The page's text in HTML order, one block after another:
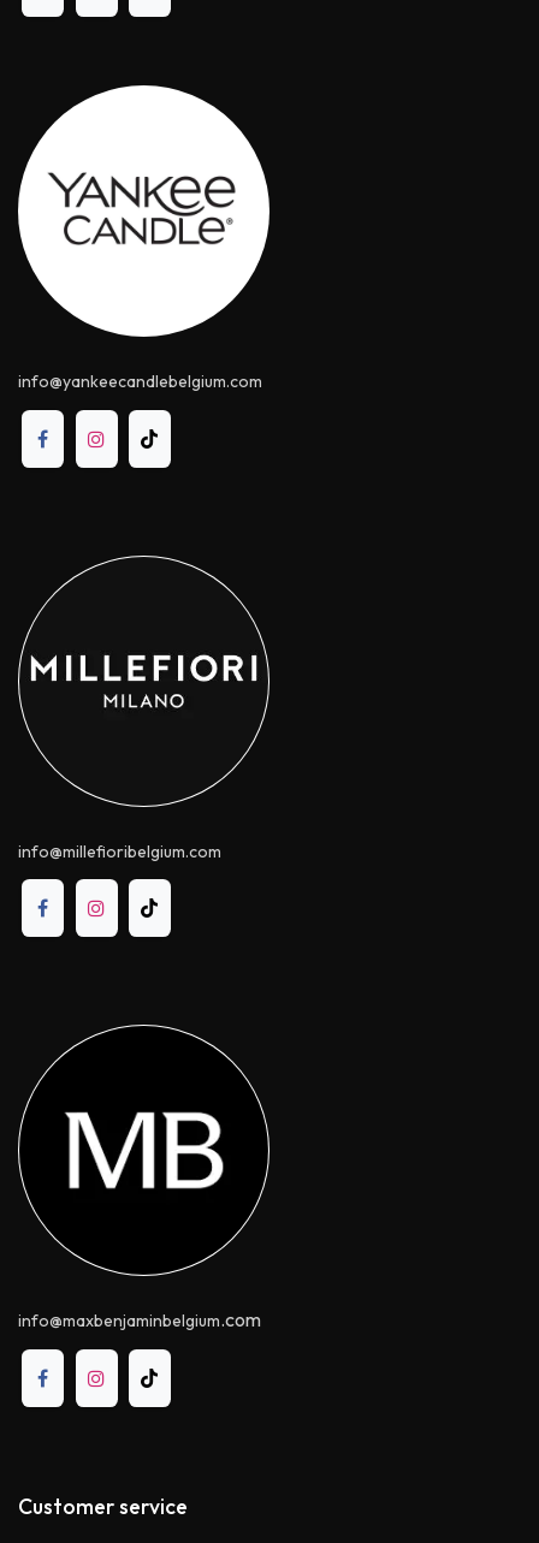
info@yankeecandle​belgium.com
info@millefioribelgium.com
info@maxbenjaminbelgium.com
Customer service